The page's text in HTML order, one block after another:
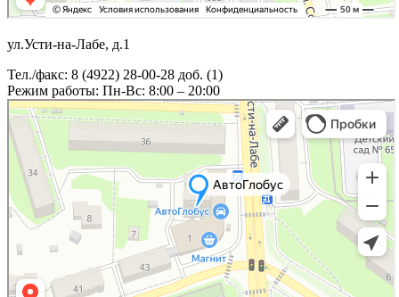
ул.Усти-на-Лабе, д.1
Тел./факс: 8 (4922) 28-00-28 доб. (1)
Режим работы: Пн-Вс: 8:00 – 20:00